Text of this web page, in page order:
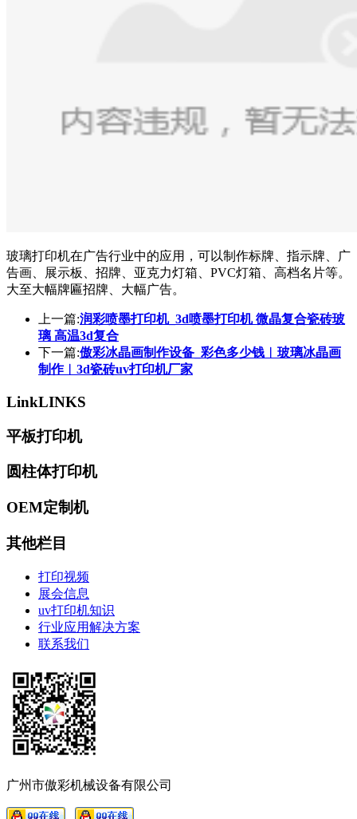
玻璃打印机在广告行业中的应用，可以制作标牌、指示牌、广
告画、展示板、招牌、亚克力灯箱、PVC灯箱、高档名片等。
大至大幅牌匾招牌、大幅广告。
上一篇:润彩喷墨打印机_3d喷墨打印机 微晶复合瓷砖玻
璃 高温3d复合
下一篇:傲彩冰晶画制作设备_彩色多少钱︱玻璃冰晶画
制作︱3d瓷砖uv打印机厂家
LinkLINKS
平板打印机
圆柱体打印机
OEM定制机
其他栏目
打印视频
展会信息
uv打印机知识
行业应用解决方案
联系我们
广州市傲彩机械设备有限公司